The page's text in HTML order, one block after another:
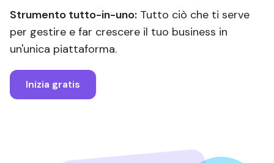
Strumento tutto-in-uno: Tutto ciò che ti serve
per gestire e far crescere il tuo business in
un'unica piattaforma.
Inizia gratis